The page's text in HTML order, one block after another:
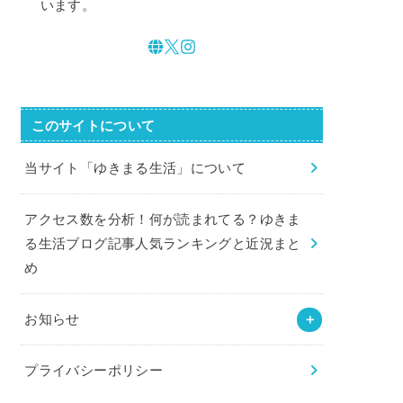
います。
このサイトについて
当サイト「ゆきまる生活」について
アクセス数を分析！何が読まれてる？ゆきま
る生活ブログ記事人気ランキングと近況まと
め
お知らせ
プライバシーポリシー